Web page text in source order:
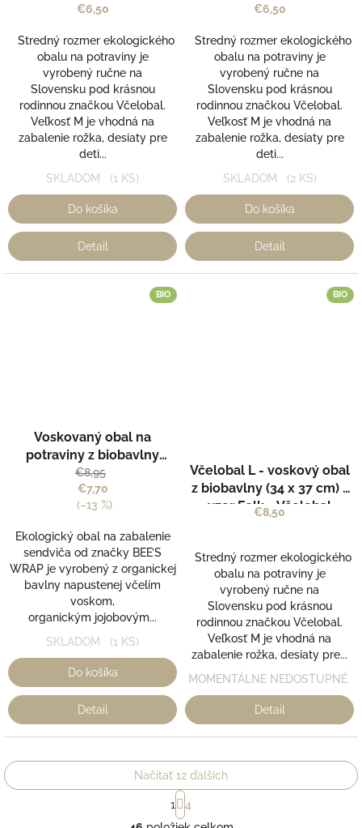
vzor Turista - Včelobal
€6,50
Stredný rozmer ekologického
obalu na potraviny je
vyrobený ručne na
Slovensku pod krásnou
rodinnou značkou Včelobal.
Veľkosť M je vhodná na
zabalenie rožka, desiaty pre
deti...
SKLADOM (1 KS)
Do košíka
Detail
vzor Zvieratká - Včelobal
€6,50
Stredný rozmer ekologického
obalu na potraviny je
vyrobený ručne na
Slovensku pod krásnou
rodinnou značkou Včelobal.
Veľkosť M je vhodná na
zabalenie rožka, desiaty pre
deti...
SKLADOM (2 KS)
Do košíka
Detail
BIO
Voskovaný obal na
potraviny z biobavlny
stredný (25 x 27,5 cm) -
BEE’S WRAP
€8,95
€7,70
(–13 %)
Ekologický obal na zabalenie
sendviča od značky BEE’S
WRAP je vyrobený z organickej
bavlny napustenej včelím
voskom,
organickým jojobovým...
SKLADOM (1 KS)
Do košíka
Detail
BIO
Včelobal L - voskový obal
z biobavlny (34 x 37 cm) -
vzor Folk - Včelobal
€8,50
Stredný rozmer ekologického
obalu na potraviny je
vyrobený ručne na
Slovensku pod krásnou
rodinnou značkou Včelobal.
Veľkosť M je vhodná na
zabalenie rožka, desiaty pre...
MOMENTÁLNE NEDOSTUPNÉ
Detail
O
Načítať 12 ďalších
S
t
r
1
4